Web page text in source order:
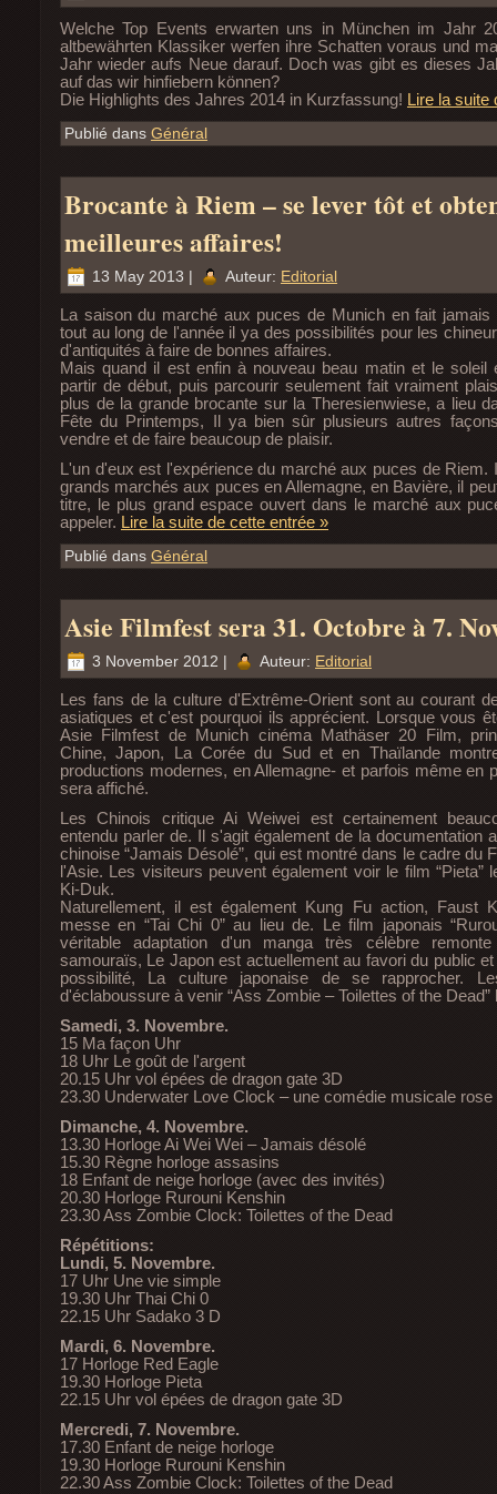
Welche Top Events erwarten uns in München im Jahr
altbewährten Klassiker werfen ihre Schatten voraus und
Jahr wieder aufs Neue darauf. Doch was gibt es dieses
auf das wir hinfiebern können?
Die Highlights des Jahres 2014 in Kurzfassung! Lire la suite
Publié dans Général
Brocante à Riem – se lever tôt et
meilleures affaires!
13 May 2013 | Auteur: Editorial
La saison du marché aux puces de Munich en fait jamais
tout au long de l'année il ya des possibilités pour les
d'antiquités à faire de bonnes affaires.
Mais quand il est enfin à nouveau beau matin et le soleil
partir de début, puis parcourir seulement fait vraiment
plus de la grande brocante sur la Theresienwiese, a lieu
Fête du Printemps, Il ya bien sûr plusieurs autres
vendre et de faire beaucoup de plaisir.
L'un d'eux est l'expérience du marché aux puces de Riem.
grands marchés aux puces en Allemagne, en Bavière, il
titre, le plus grand espace ouvert dans le marché aux
appeler. Lire la suite de cette entrée »
Publié dans Général
Asie Filmfest sera 31. Octobre à 7.
3 November 2012 | Auteur: Editorial
Les fans de la culture d'Extrême-Orient sont au courant
asiatiques et c'est pourquoi ils apprécient. Lorsque vous
Asie Filmfest de Munich cinéma Mathäser 20 Film,
Chine, Japon, La Corée du Sud et en Thaïlande
productions modernes, en Allemagne- et parfois même en
sera affiché.
Les Chinois critique Ai Weiwei est certainement
entendu parler de. Il s'agit également de la documentation
chinoise “Jamais Désolé”, qui est montré dans le cadre du
l'Asie. Les visiteurs peuvent également voir le film “Pieta”
Ki-Duk.
Naturellement, il est également Kung Fu action, Faust
messe en “Tai Chi 0” au lieu de. Le film japonais
véritable adaptation d'un manga très célèbre
samouraïs, Le Japon est actuellement au favori du public
possibilité, La culture japonaise de se rapprocher.
d'éclaboussure à venir “Ass Zombie – Toilettes of the Dead”
Samedi, 3. Novembre.
15 Ma façon Uhr
18 Uhr Le goût de l'argent
20.15 Uhr vol épées de dragon gate 3D
23.30 Underwater Love Clock – une comédie musicale rose
Dimanche, 4. Novembre.
13.30 Horloge Ai Wei Wei – Jamais désolé
15.30 Règne horloge assasins
18 Enfant de neige horloge (avec des invités)
20.30 Horloge Rurouni Kenshin
23.30 Ass Zombie Clock: Toilettes of the Dead
Répétitions:
Lundi, 5. Novembre.
17 Uhr Une vie simple
19.30 Uhr Thai Chi 0
22.15 Uhr Sadako 3 D
Mardi, 6. Novembre.
17 Horloge Red Eagle
19.30 Horloge Pieta
22.15 Uhr vol épées de dragon gate 3D
Mercredi, 7. Novembre.
17.30 Enfant de neige horloge
19.30 Horloge Rurouni Kenshin
22.30 Ass Zombie Clock: Toilettes of the Dead